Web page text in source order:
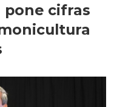
pone cifras